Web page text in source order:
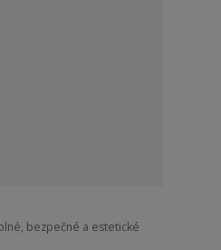
bezpečné a estetické